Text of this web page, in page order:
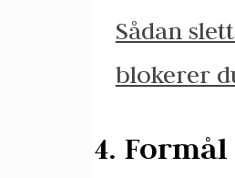
Sådan
blokerer
4.